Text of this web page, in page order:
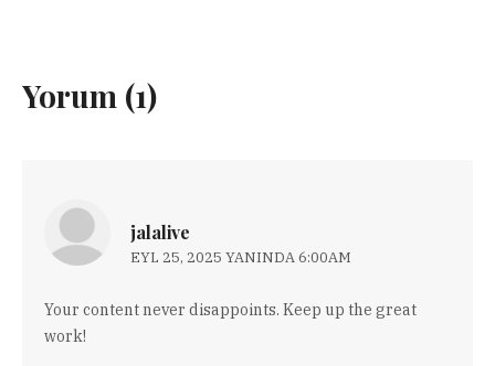
Yorum (1)
jalalive
EYL 25, 2025 YANINDA 6:00AM
Your content never disappoints. Keep up the great
work!